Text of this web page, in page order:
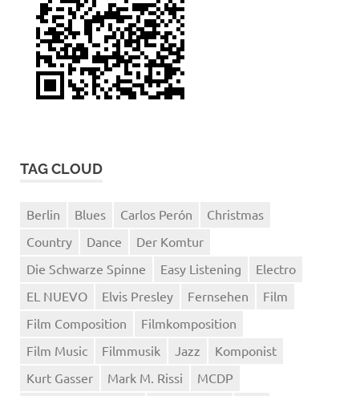
TAG CLOUD
Berlin Blues Carlos Perón
Christmas
Country
Dance
Der Komtur
Die Schwarze Spinne
Easy Listening
Electro
EL NUEVO
Elvis Presley Fernsehen
Film
Film Composition
Filmkomposition
Film Music
Filmmusik Jazz
Komponist
Kurt Gasser
Mark M. Rissi
MCDP